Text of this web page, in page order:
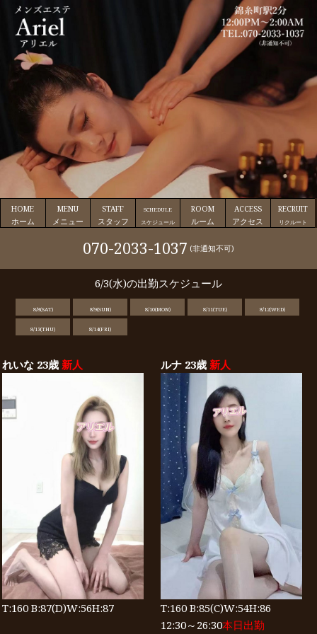
HOME
ホーム
MENU
メニュー
STAFF
スタッフ
SCHEDULE
スケジュール
ROOM
ルーム
ACCESS
アクセス
RECRUIT
リクルート
070-2033-1037 (非通知不可)
6/3(水)の出勤スケジュール
8/8(SAT) 8/9(SUN) 8/10(MON) 8/11(TUE) 8/12(WED)
8/13(THU) 8/14(FRI)
れいな 23歳 新人
T:160 B:87(D)W:56H:87
ルナ 23歳 新人
T:160 B:85(C)W:54H:86
12:30～26:30本日出勤